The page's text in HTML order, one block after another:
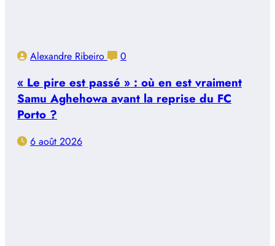
Alexandre Ribeiro 0
« Le pire est passé » : où en est vraiment
Samu Aghehowa avant la reprise du FC
Porto ?
6 août 2026